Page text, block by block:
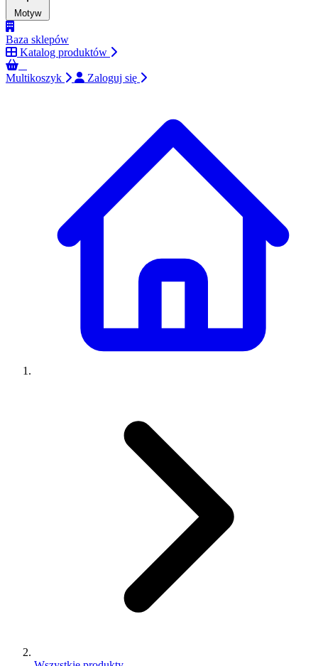
Motyw
Baza sklepów
Katalog produktów
Multikoszyk
Zaloguj się